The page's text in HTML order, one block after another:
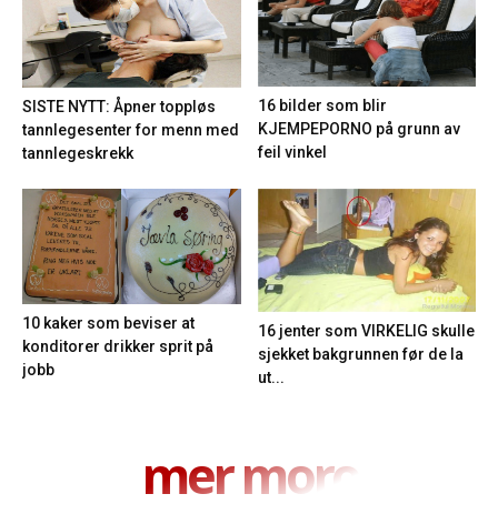
SISTE NYTT: Åpner toppløs
tannlegesenter for menn med
tannlegeskrekk
16 bilder som blir
KJEMPEPORNO på grunn av
feil vinkel
10 kaker som beviser at
konditorer drikker sprit på
jobb
16 jenter som VIRKELIG skulle
sjekket bakgrunnen før de la
ut...
mer moro